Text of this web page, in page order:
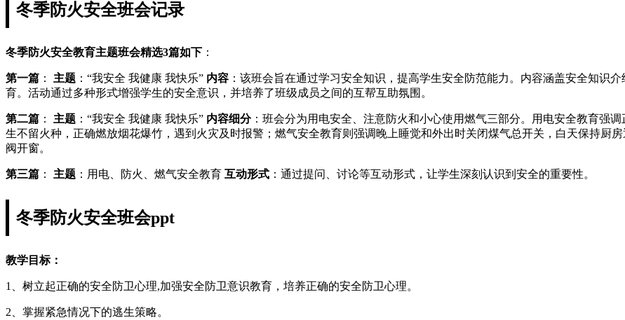
冬季防火安全班会记录
冬季防火安全教育主题班会精选3篇如下 ：
第一篇 ： 主题 ：“我安全 我健康 我快乐” 内容 ：该班会旨在通过学习安全知识，提高学生安全防范能力。内容涵盖安全知识
育。活动通过多种形式增强学生的安全意识，并培养了班级成员之间的互帮互助氛围。
第二篇 ： 主题 ：“我安全 我健康 我快乐” 内容细分：班会分为用电安全、注意防火和小心使用燃气三部分。用电安全教育强
生不留火种，正确燃放烟花爆竹，遇到火灾及时报警；燃气安全教育则强调晚上睡觉和外出时关闭煤气总开关，白天保持厨
阀开窗。
第三篇 ： 主题 ：用电、防火、燃气安全教育 互动形式 ：通过提问、讨论等互动形式，让学生深刻认识到安全的重要性。
冬季防火安全班会ppt
教学目标：
1、树立起正确的安全防卫心理,加强安全防卫意识教育，培养正确的安全防卫心理。
2、掌握紧急情况下的逃生策略。